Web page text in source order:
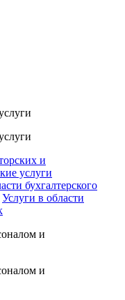
и
услуги
бухгалтерского
Услуги в области
и
и